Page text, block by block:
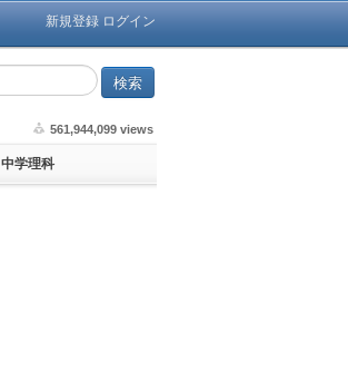
新規登録 ログイン
561,944,099 views
中学理科